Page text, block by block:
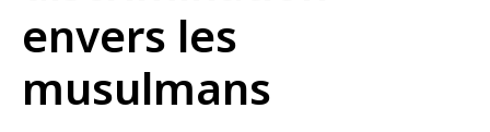
envers les
musulmans